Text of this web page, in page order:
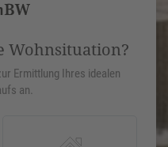
Wohnsituation?
Ermittlung Ihres idealen
an.